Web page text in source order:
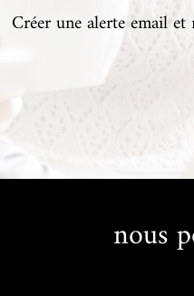
Créer une alerte email
nous